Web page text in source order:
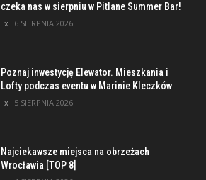
czeka nas w sierpniu w Pitlane Summer Bar!
6 SIERPNIA 2026
Poznaj inwestycję Elewator. Mieszkania i
Lofty podczas eventu w Marinie Kleczków
5 SIERPNIA 2026
Najciekawsze miejsca na obrzeżach
Wrocławia [TOP 8]